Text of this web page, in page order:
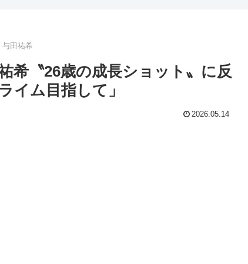
与田祐希
希〝26歳の成長ショット〟に反
イム目指して」
2026.05.14